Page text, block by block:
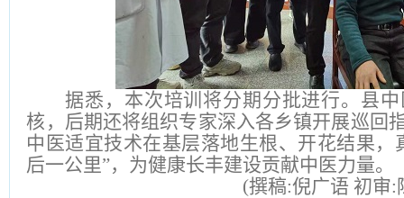
据悉，本次培训将分期分批进行。县
核，后期还将组织专家深入各乡镇开展巡回
中医适宜技术在基层落地生根、开花结果，
后一公里”，为健康长丰建设贡献中医力量。
(撰稿:倪广语 初审: